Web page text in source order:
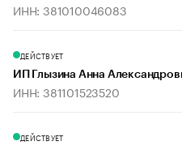
ИНН: 381010046083
ДЕЙСТВУЕТ
ИП Глызина Анна
ИНН: 381101523520
ДЕЙСТВУЕТ